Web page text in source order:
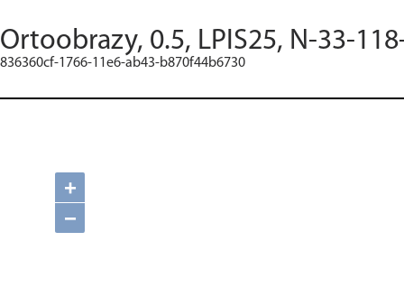
Ortoobrazy, 0.5, LPIS25, N-33-
836360cf-1766-11e6-ab43-b870f44b6730
+
−